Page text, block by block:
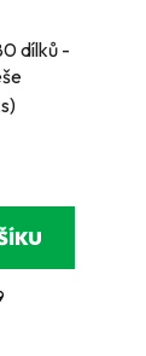
dílků -